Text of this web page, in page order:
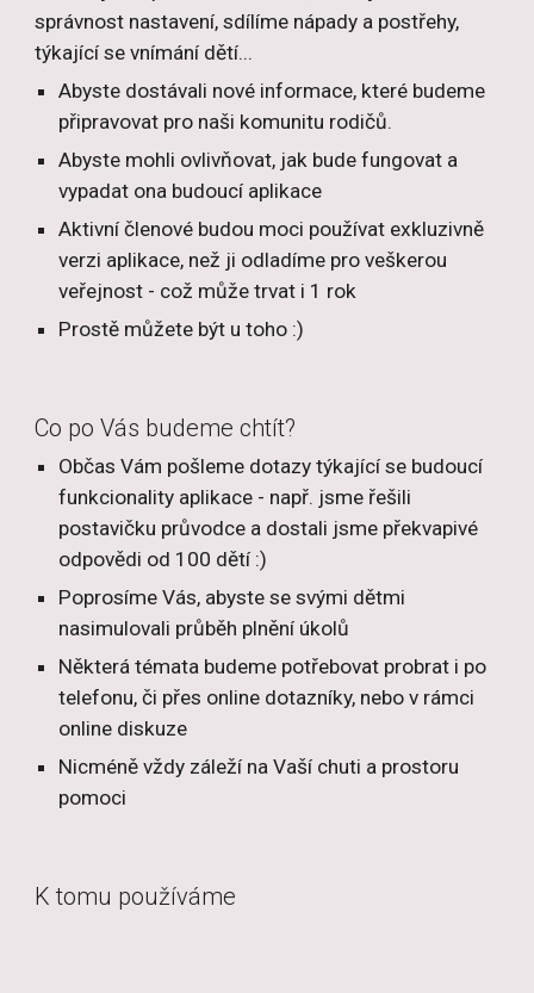
správnost nastavení, sdílíme nápady a postřehy,
týkající se vnímání dětí...
Abyste dostávali nové informace, které budeme
připravovat pro naši komunitu rodičů.
Abyste mohli ovlivňovat, jak bude fungovat a
vypadat ona budoucí aplikace
Aktivní členové budou moci používat exkluzivně
verzi aplikace, než ji odladíme pro veškerou
veřejnost - což může trvat i 1 rok
Prostě můžete být u toho :)
Co po Vás budeme chtít?
Občas Vám pošleme dotazy týkající se budoucí
funkcionality aplikace - např. jsme řešili
postavičku průvodce a dostali jsme překvapivé
odpovědi od 100 dětí :)
Poprosíme Vás, abyste se svými dětmi
nasimulovali průběh plnění úkolů
Některá témata budeme potřebovat probrat i po
telefonu, či přes online dotazníky, nebo v rámci
online diskuze
Nicméně vždy záleží na Vaší chuti a prostoru
pomoci
K tomu používáme